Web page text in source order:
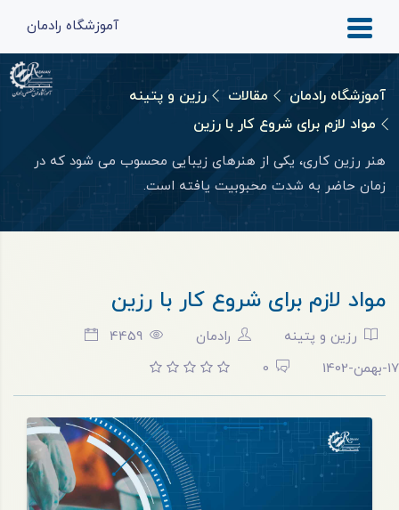
آموزشگاه رادمان
آموزشگاه رادمان مقالات
رزین و پتینه
مواد لازم برای شروع کار با رزین
هنر رزین کاری، یکی از هنرهای زیبایی محسوب می‌ شود که در
زمان حاضر به‌ شدت محبوبیت یافته است.
مواد لازم برای شروع کار با رزین
رزین و پتینه رادمان
4459
17-بهمن-1402
0